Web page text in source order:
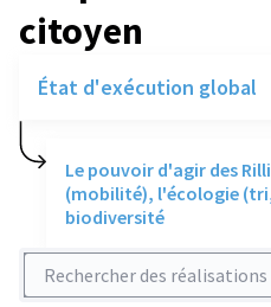
citoyen
État d'exécution global
Le pouvoir d'agir des
(mobilité), l'écologie
biodiversité
Rechercher des réalisations